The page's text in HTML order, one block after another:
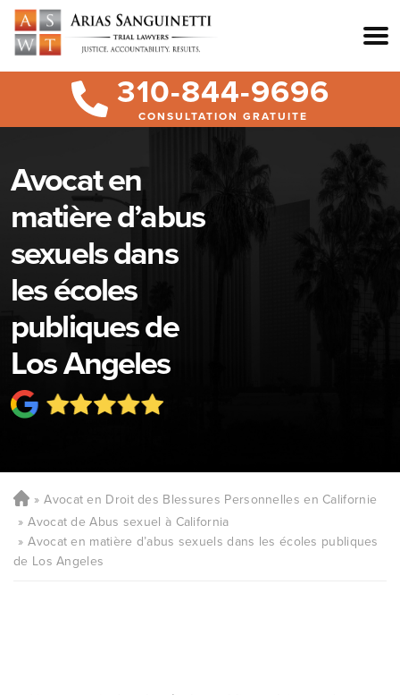
310-844-9696
CONSULTATION GRATUITE
Avocat en
matière d’abus
sexuels dans
les écoles
publiques de
Los Angeles
Avocat en Droit des Blessures Personnelles en Californie
Avocat de Abus sexuel à California
Avocat en matière d’abus sexuels dans les écoles publiques
de Los Angeles